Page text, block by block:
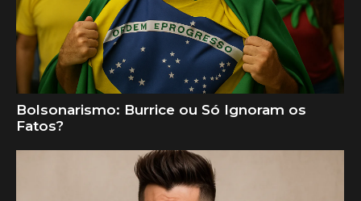
Bolsonarismo: Burrice ou Só Ignoram os
Fatos?